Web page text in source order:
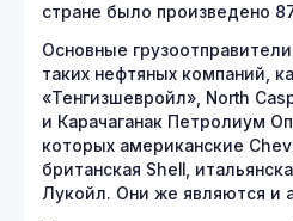
стране было произведено
Основные
таких нефтяных компаний,
«Тенгизшевройл», North
и Карачаганак Петролиум
которых американские
британская Shell,
Лукойл. Они же являются и